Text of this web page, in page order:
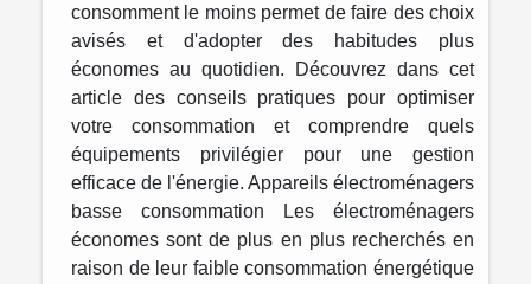
consomment le moins permet de faire des choix
avisés et d'adopter des habitudes plus
économes au quotidien. Découvrez dans cet
article des conseils pratiques pour optimiser
votre consommation et comprendre quels
équipements privilégier pour une gestion
efficace de l'énergie. Appareils électroménagers
basse consommation Les électroménagers
économes sont de plus en plus recherchés en
raison de leur faible consommation énergétique